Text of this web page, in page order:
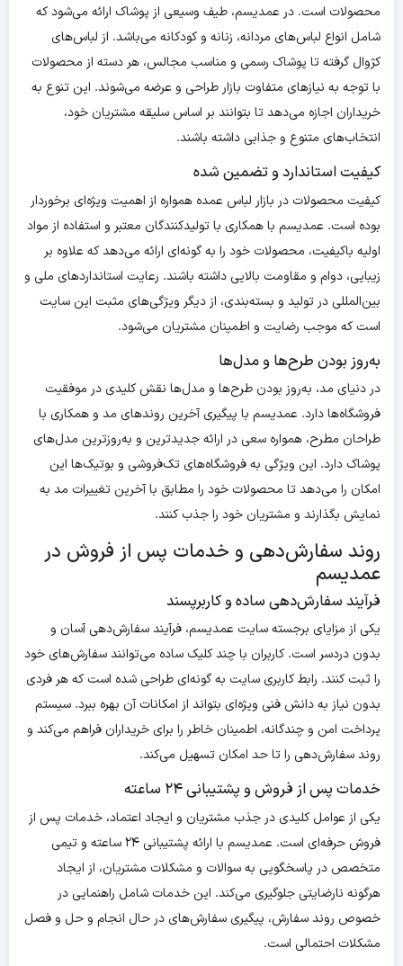
محصولات است. در عمدیسم، طیف وسیعی از پوشاک ارائه می‌شود که
شامل انواع لباس‌های مردانه، زنانه و کودکانه می‌باشد. از لباس‌های
کژوال گرفته تا پوشاک رسمی و مناسب مجالس، هر دسته از محصولات
با توجه به نیازهای متفاوت بازار طراحی و عرضه می‌شوند. این تنوع به
خریداران اجازه می‌دهد تا بتوانند بر اساس سلیقه مشتریان خود،
انتخاب‌های متنوع و جذابی داشته باشند.
کیفیت استاندارد و تضمین شده
کیفیت محصولات در بازار لباس عمده همواره از اهمیت ویژه‌ای برخوردار
بوده است. عمدیسم با همکاری با تولیدکنندگان معتبر و استفاده از مواد
اولیه باکیفیت، محصولات خود را به گونه‌ای ارائه می‌دهد که علاوه بر
زیبایی، دوام و مقاومت بالایی داشته باشند. رعایت استانداردهای ملی و
بین‌المللی در تولید و بسته‌بندی، از دیگر ویژگی‌های مثبت این سایت
است که موجب رضایت و اطمینان مشتریان می‌شود.
به‌روز بودن طرح‌ها و مدل‌ها
در دنیای مد، به‌روز بودن طرح‌ها و مدل‌ها نقش کلیدی در موفقیت
فروشگاه‌ها دارد. عمدیسم با پیگیری آخرین روندهای مد و همکاری با
طراحان مطرح، همواره سعی در ارائه جدیدترین و به‌روزترین مدل‌های
پوشاک دارد. این ویژگی به فروشگاه‌های تک‌فروشی و بوتیک‌ها این
امکان را می‌دهد تا محصولات خود را مطابق با آخرین تغییرات مد به
نمایش بگذارند و مشتریان خود را جذب کنند.
روند سفارش‌دهی و خدمات پس از فروش در
عمدیسم
فرآیند سفارش‌دهی ساده و کاربرپسند
یکی از مزایای برجسته سایت عمدیسم، فرآیند سفارش‌دهی آسان و
بدون دردسر است. کاربران با چند کلیک ساده می‌توانند سفارش‌های خود
را ثبت کنند. رابط کاربری سایت به گونه‌ای طراحی شده است که هر فردی
بدون نیاز به دانش فنی ویژه‌ای بتواند از امکانات آن بهره ببرد. سیستم
پرداخت امن و چندگانه، اطمینان خاطر را برای خریداران فراهم می‌کند و
روند سفارش‌دهی را تا حد امکان تسهیل می‌کند.
خدمات پس از فروش و پشتیبانی ۲۴ ساعته
یکی از عوامل کلیدی در جذب مشتریان و ایجاد اعتماد، خدمات پس از
فروش حرفه‌ای است. عمدیسم با ارائه پشتیبانی ۲۴ ساعته و تیمی
متخصص در پاسخگویی به سوالات و مشکلات مشتریان، از ایجاد
هرگونه نارضایتی جلوگیری می‌کند. این خدمات شامل راهنمایی در
خصوص روند سفارش، پیگیری سفارش‌های در حال انجام و حل و فصل
مشکلات احتمالی است.